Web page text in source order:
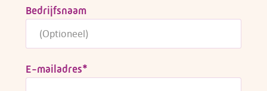
Bedrijfsnaam
E-mailadres*